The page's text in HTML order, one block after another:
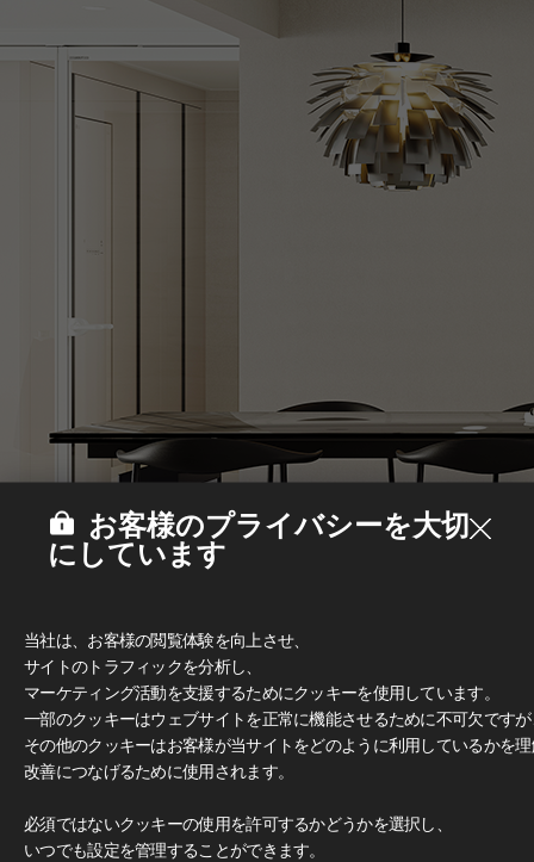
Deco Film
#家具
お客様のプライバシーを大切
にしています
当社は、お客様の閲覧体験を向上させ、
サイトのトラフィックを分析し、
マーケティング活動を支援するためにクッキーを使用しています。
一部のクッキーはウェブサイトを正常に機能させるために不可欠です
その他のクッキーはお客様が当サイトをどのように利用しているかを
改善につなげるために使用されます。
必須ではないクッキーの使用を許可するかどうかを選択し、
いつでも設定を管理することができます。